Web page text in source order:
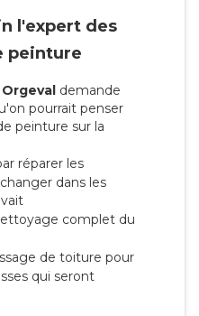
l'expert des
peinture
demande
pourrait penser
peinture sur la
réparer les
dans les
complet du
de toiture pour
qui seront